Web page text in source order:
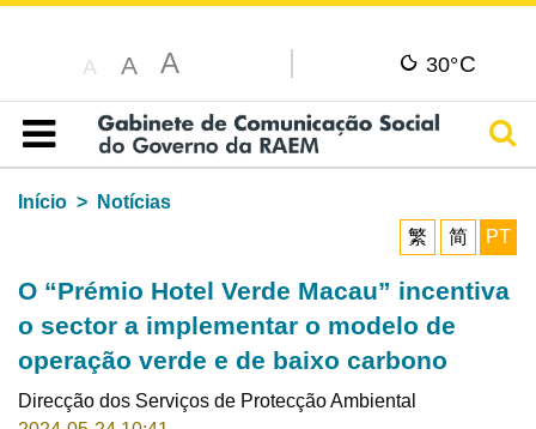
A A A 30°C
Índice
Início
Notícias
繁
简 PT
O “Prémio Hotel Verde Macau” incentiva
o sector a implementar o modelo de
operação verde e de baixo carbono
Direcção dos Serviços de Protecção Ambiental